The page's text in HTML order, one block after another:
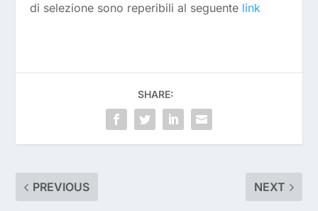
di selezione sono reperibili al seguente link
SHARE:
PREVIOUS NEXT